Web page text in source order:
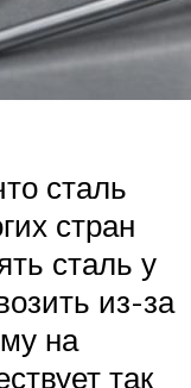
сталь
стран
сталь у
из-за
на
так